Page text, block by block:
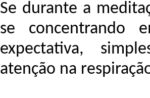
Se durante a
se concentrando
expectativa,
atenção na